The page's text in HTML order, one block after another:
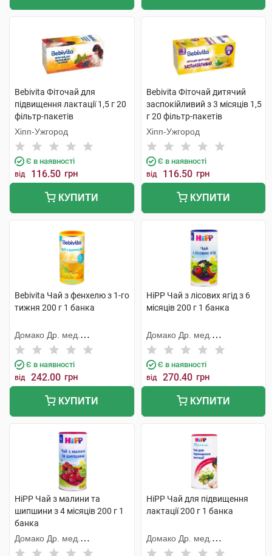
Bebivita Фіточай для
підвищення лактації 1,5 г 20
фільтр-пакетів
Хіпп-Ужгород
Є в наявності
від 116.50 грн
КУПИТИ
Bebivita Фіточай дитячий
заспокійливий з 3 місяців 1,5
г 20 фільтр-пакетів
Хіпп-Ужгород
Є в наявності
від 116.50 грн
КУПИТИ
Bebivita Чай з фенхелю з 1-го
тижня 200 г 1 банка
Домако Др. мед.
Ауфдермаур АГ
Є в наявності
від 242.00 грн
КУПИТИ
HiPP Чай з лісових ягід з 6
місяців 200 г 1 банка
Домако Др. мед.
Ауфдермаур АГ
Є в наявності
від 270.40 грн
КУПИТИ
HiPP Чай з малини та
шипшини з 4 місяців 200 г 1
банка
Домако Др. мед.
Ауфдермаур АГ
HiPP Чай для підвищення
лактації 200 г 1 банка
Домако Др. мед.
Ауфдермаур АГ